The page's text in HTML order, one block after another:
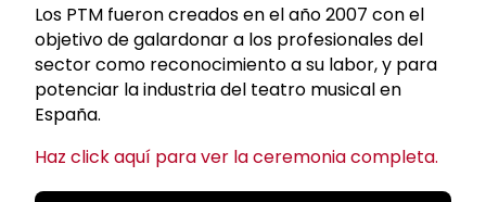
Los PTM fueron creados en el año 2007 con el
objetivo de galardonar a los profesionales del
sector como reconocimiento a su labor, y para
potenciar la industria del teatro musical en
España.
Haz click aquí para ver la ceremonia completa.